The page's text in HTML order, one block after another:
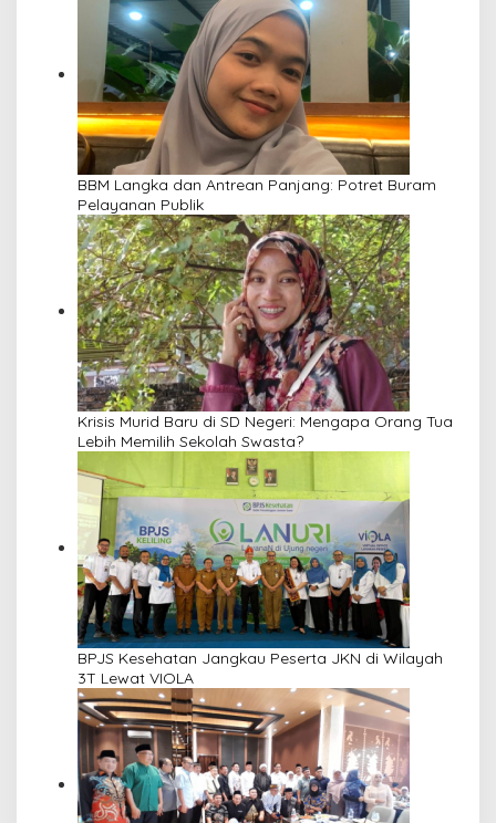
BBM Langka dan Antrean Panjang: Potret Buram
Pelayanan Publik
Krisis Murid Baru di SD Negeri: Mengapa Orang Tua
Lebih Memilih Sekolah Swasta?
BPJS Kesehatan Jangkau Peserta JKN di Wilayah
3T Lewat VIOLA